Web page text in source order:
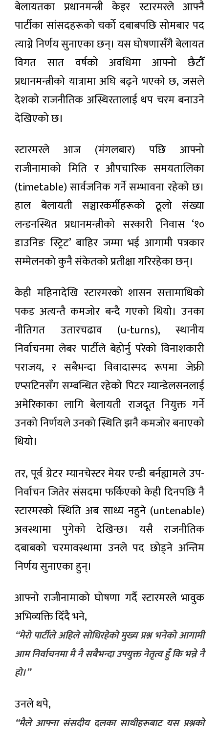
आकर्षण,
एकै वर्षमा
भित्रिए २०
हजार
पर्यटक
चलचित्र
‘झिँगेदाउ–
२’ को
टिजर
सार्वजनिक
३ घण्टा अगाडी
राष्ट्रिय सभा
बैठक
बुधबारसम्मका
लागि स्थगित
३ घण्टा अगाडी
वीरगन्ज
नाकाबाट
बढ्यो,
आयल
आग्रह
प्रतिनिधिसभा
बैठक आज
बस्दै
३ घण्टा अगाडी
लोकप्रिय
समाचार
देशभर
सम्भावना,
सतर्कता
अपनाउन
आग्रह
४ घण्टा अगाडी
नाकाबाट
आयात
नआत्तिन
आयल
निगमको
३ घण्टा अगाडी
विदेश जाने
कागजात
अब
भदौ १
‘नेपाल ई-
रूपमा
सञ्चालनमा
आउने
मुलुकमा ८
सुरुङमार्ग
निर्माणाधीन,
अध्ययनको
क्रममा :
सिद्धबाबा
सुरुङ
कात्तिकभित्र
सञ्चालनमा
ल्याइने
चलचित्र
‘झिँगेदाउ–
२’ को
टिजर
सार्वजनिक
३ घण्टा अगाडी
बेलायतका प्रधानमन्त्री केइर स्टारमरले आफ्नै
पार्टीका सांसदहरूको चर्को दबाबपछि सोमबार पद
त्याग्ने निर्णय सुनाएका छन्। यस घोषणासँगै बेलायत
विगत सात वर्षको अवधिमा आफ्नो छैटौँ
प्रधानमन्त्रीको यात्रामा अघि बढ्ने भएको छ, जसले
देशको राजनीतिक अस्थिरतालाई थप चरम बनाउने
देखिएको छ।
स्टारमरले आज (मंगलबार) पछि आफ्नो
राजीनामाको मिति र औपचारिक समयतालिका
(timetable) सार्वजनिक गर्ने सम्भावना रहेको छ।
हाल बेलायती सञ्चारकर्मीहरूको ठूलो संख्या
लन्डनस्थित प्रधानमन्त्रीको सरकारी निवास ‘१०
डाउनिङ स्ट्रिट’ बाहिर जम्मा भई आगामी पत्रकार
सम्मेलनको कुनै संकेतको प्रतीक्षा गरिरहेका छन्।
केही महिनादेखि स्टारमरको शासन सत्तामाथिको
पकड अत्यन्तै कमजोर बन्दै गएको थियो। उनका
नीतिगत उतारचढाव (u-turns), स्थानीय
निर्वाचनमा लेबर पार्टीले बेहोर्नु परेको विनाशकारी
पराजय, र सबैभन्दा विवादास्पद रूपमा जेफ्री
एप्सटिनसँग सम्बन्धित रहेको पिटर म्यान्डेलसनलाई
अमेरिकाका लागि बेलायती राजदूत नियुक्त गर्ने
उनको निर्णयले उनको स्थिति झनै कमजोर बनाएको
थियो।
तर, पूर्व ग्रेटर म्यानचेस्टर मेयर एन्डी बर्नह्यामले उप-
निर्वाचन जितेर संसदमा फर्किएको केही दिनपछि नै
स्टारमरको स्थिति अब साध्य नहुने (untenable)
अवस्थामा पुगेको देखिन्छ। यसै राजनीतिक
दबाबको चरमावस्थामा उनले पद छोड्ने अन्तिम
निर्णय सुनाएका हुन्।
आफ्नो राजीनामाको घोषणा गर्दै स्टारमरले भावुक
अभिव्यक्ति दिँदै भने,
“मेरो पार्टीले अहिले सोधिरहेको मुख्य प्रश्न भनेको आगामी
आम निर्वाचनमा मै नै सबैभन्दा उपयुक्त नेतृत्व हुँ कि भन्ने नै
हो।”
उनले थपे,
“मैले आफ्ना संसदीय दलका साथीहरूबाट यस प्रश्नको